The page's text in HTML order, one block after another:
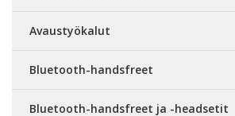
Avaustyökalut
Bluetooth-handsfreet
Bluetooth-handsfreet ja -headsetit